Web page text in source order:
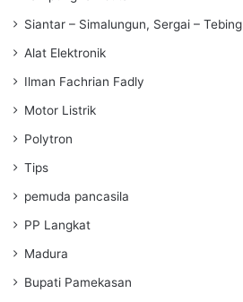
Siantar – Simalungun, Sergai – Tebing
Alat Elektronik
Ilman Fachrian Fadly
Motor Listrik
Polytron
Tips
pemuda pancasila
PP Langkat
Madura
Bupati Pamekasan